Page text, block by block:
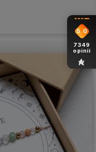
5.0
7349
opinii